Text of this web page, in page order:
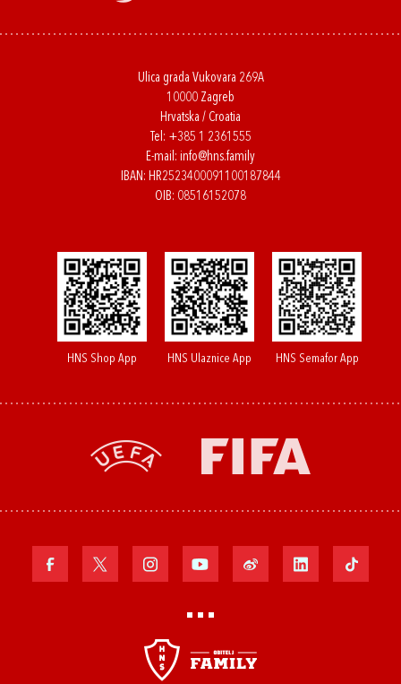
Ulica grada Vukovara 269A
10000 Zagreb
Hrvatska / Croatia
Tel: +385 1 2361555
E-mail: info@hns.family
IBAN: HR2523400091100187844
OIB: 08516152078
HNS Shop App HNS Ulaznice App HNS Semafor App